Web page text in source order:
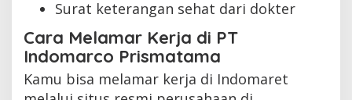
Surat keterangan sehat dari dokter
Cara Melamar Kerja di PT
Indomarco Prismatama
Kamu bisa melamar kerja di Indomaret